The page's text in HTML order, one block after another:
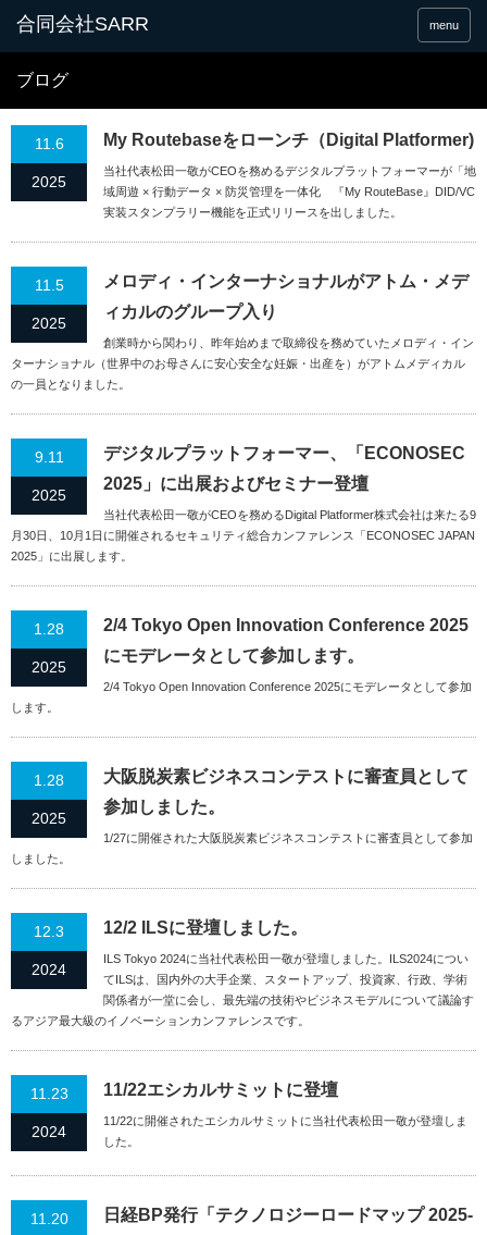
合同会社SARR menu
ブログ
11.6
2025
My Routebaseをローンチ（Digital Platformer)
当社代表松田一敬がCEOを務めるデジタルプラットフォーマーが「地
域周遊 × 行動データ × 防災管理を一体化 『My RouteBase』DID/VC
実装スタンプラリー機能を正式リリースを出しました。
11.5
2025
メロディ・インターナショナルがアトム・メデ
ィカルのグループ入り
創業時から関わり、昨年始めまで取締役を務めていたメロディ・イン
ターナショナル（世界中のお母さんに安心安全な妊娠・出産を）がアトムメディカル
の一員となりました。
9.11
2025
デジタルプラットフォーマー、「ECONOSEC
2025」に出展およびセミナー登壇
当社代表松田一敬がCEOを務めるDigital Platformer株式会社は来たる9
月30日、10月1日に開催されるセキュリティ総合カンファレンス「ECONOSEC JAPAN
2025」に出展します。
1.28
2025
2/4 Tokyo Open Innovation Conference 2025
にモデレータとして参加します。
2/4 Tokyo Open Innovation Conference 2025にモデレータとして参加
します。
1.28
2025
大阪脱炭素ビジネスコンテストに審査員として
参加しました。
1/27に開催された大阪脱炭素ビジネスコンテストに審査員として参加
しました。
12.3
2024
12/2 ILSに登壇しました。
ILS Tokyo 2024に当社代表松田一敬が登壇しました。ILS2024につい
てILSは、国内外の大手企業、スタートアップ、投資家、行政、学術
関係者が一堂に会し、最先端の技術やビジネスモデルについて議論す
るアジア最大級のイノベーションカンファレンスです。
11.23
2024
11/22エシカルサミットに登壇
11/22に開催されたエシカルサミットに当社代表松田一敬が登壇しま
した。
11.20
日経BP発行「テクノロジーロードマップ 2025-